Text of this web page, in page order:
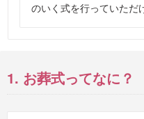
のいく式を行っていただ
1. お葬式ってなに？